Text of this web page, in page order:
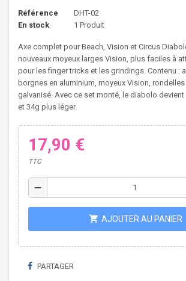
Référence
DHT-02
En stock
1 Produit
Axe complet pour Beach, Vision et Circus
nouveaux moyeux larges Vision, plus faciles à
pour les finger tricks et les grindings. Contenu :
borgnes en aluminium, moyeux Vision, rondelles
galvanisé. Avec ce set monté, le diabolo
et 34g plus léger.
17,90 €
TTC
remove
shopping_cart AJOUTER AU PANIER
PARTAGER